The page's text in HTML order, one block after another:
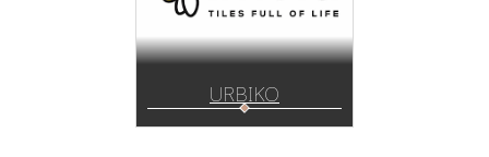
URBIKO